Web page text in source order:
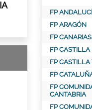
FP
FP ARAGÓN
FP CANARIAS
FP
FP CASTILLA
FP
FP
CANTABRIA
FP